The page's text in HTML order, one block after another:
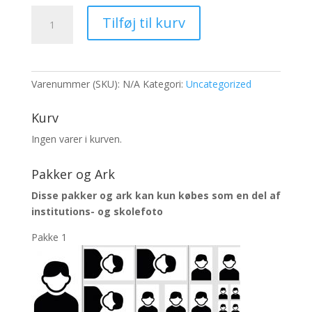
antal
Tilføj til kurv
Varenummer (SKU): N/A Kategori: Uncategorized
Kurv
Ingen varer i kurven.
Pakker og Ark
Disse pakker og ark kan kun købes som en del af
institutions- og skolefoto
Pakke 1